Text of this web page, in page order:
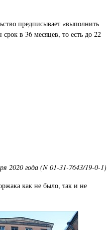
предписывает «выполнить
в 36 месяцев, то есть до 22
2020 года (N 01-31-7643/19-0-1)
как не было, так и не